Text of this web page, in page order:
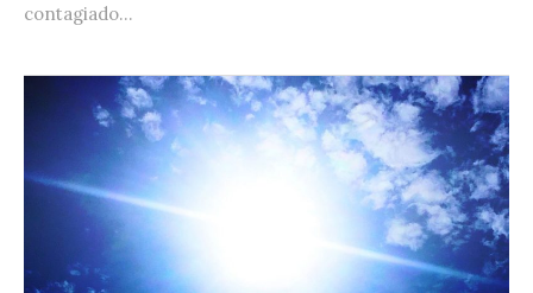
contagiado...